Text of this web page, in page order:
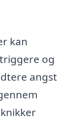
kan
og
angst